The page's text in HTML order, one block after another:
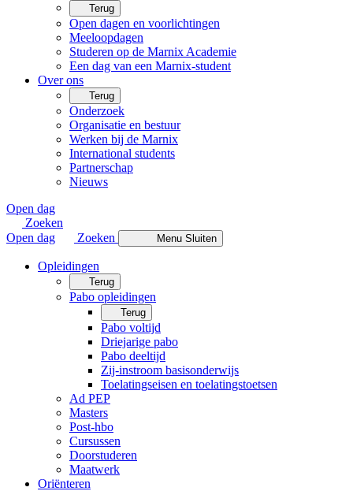
Terug
Open dagen en voorlichtingen
Meeloopdagen
Studeren op de Marnix Academie
Een dag van een Marnix-student
Over ons
Terug
Onderzoek
Organisatie en bestuur
Werken bij de Marnix
International students
Partnerschap
Nieuws
Open dag
Zoeken
Open dag
Zoeken Menu Sluiten
Opleidingen
Terug
Pabo opleidingen
Terug
Pabo voltijd
Driejarige pabo
Pabo deeltijd
Zij-instroom basisonderwijs
Toelatingseisen en toelatingstoetsen
Ad PEP
Masters
Post-hbo
Cursussen
Doorstuderen
Maatwerk
Oriënteren